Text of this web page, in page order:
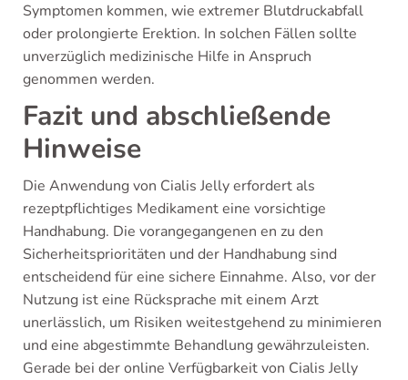
Symptomen kommen, wie extremer Blutdruckabfall
oder prolongierte Erektion. In solchen Fällen sollte
unverzüglich medizinische Hilfe in Anspruch
genommen werden.
Fazit und abschließende
Hinweise
Die Anwendung von Cialis Jelly erfordert als
rezeptpflichtiges Medikament eine vorsichtige
Handhabung. Die vorangegangenen en zu den
Sicherheitsprioritäten und der Handhabung sind
entscheidend für eine sichere Einnahme. Also, vor der
Nutzung ist eine Rücksprache mit einem Arzt
unerlässlich, um Risiken weitestgehend zu minimieren
und eine abgestimmte Behandlung gewährzuleisten.
Gerade bei der online Verfügbarkeit von Cialis Jelly